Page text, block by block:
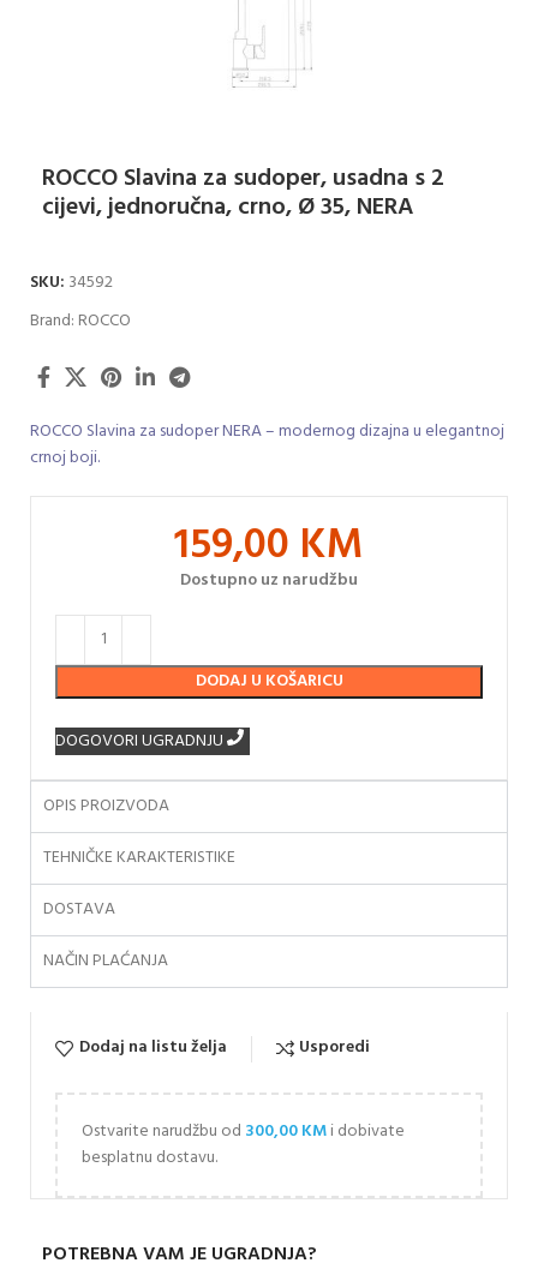
ROCCO Slavina za sudoper, usadna s 2
cijevi, jednoručna, crno, Ø 35, NERA
SKU: 34592
Brand: ROCCO
ROCCO Slavina za sudoper NERA – modernog dizajna u elegantnoj
crnoj boji.
159,00 KM
Dostupno uz narudžbu
DODAJ U KOŠARICU
DOGOVORI UGRADNJU
OPIS PROIZVODA
TEHNIČKE KARAKTERISTIKE
DOSTAVA
NAČIN PLAĆANJA
Dodaj na listu želja Usporedi
Ostvarite narudžbu od 300,00KMi dobivate
besplatnu dostavu.
POTREBNA VAM JE UGRADNJA?